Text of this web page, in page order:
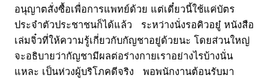
อนุญาตสั่งซื้อเพื่อการแพทย์ด้วย แต่เดี๋ยวนี้ใช้แค่บัตร
ประจำตัวประชาชนก็ได้แล้ว ระหว่างนั่งรอคิวอยู๋ หนังสือ
เล่มจิ๋วที่ให้ความรู้เกี่ยวกับกัญชาอยู่ด้วยนะ โดยส่วนใหญ่
จะอธิบายว่ากัญชามีผลต่อร่างกายเราอย่างไรบ้างนั่น
แหละ เป็นห่วงผู้บริโภคดีจริง พอพนักงานต้อนรับมา